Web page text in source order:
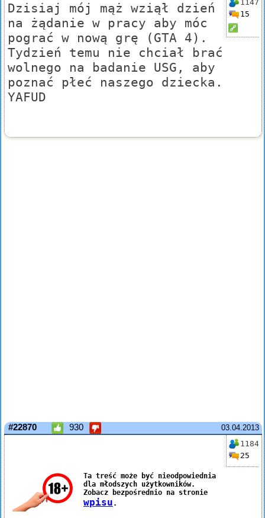
1147
15
Dzisiaj mój mąż wziął dzień
na żądanie w pracy aby móc
pograć w nową grę (GTA 4).
Tydzień temu nie chciał brać
wolnego na badanie USG, aby
poznać płeć naszego dziecka.
YAFUD
03.04.2013
#22870 930
1184
25